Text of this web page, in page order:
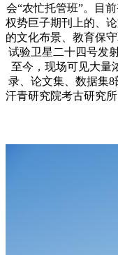
会“农忙托管班”。目
权势巨子期刊上的、
的文化布景、教育保
试验卫星二十四号发
至今，现场可见大量
录、论文集、数据集
汗青研究院考古研究